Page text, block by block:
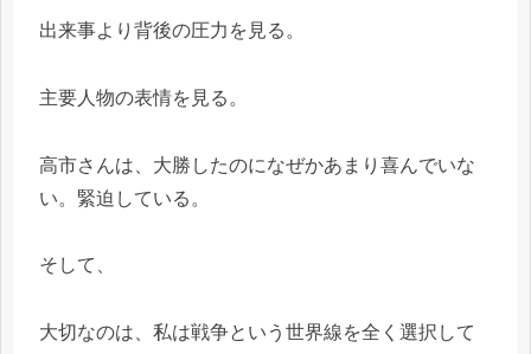
出来事より背後の圧力を見る。
主要人物の表情を見る。
高市さんは、大勝したのになぜかあまり喜んでいな
い。緊迫している。
そして、
大切なのは、私は戦争という世界線を全く選択して